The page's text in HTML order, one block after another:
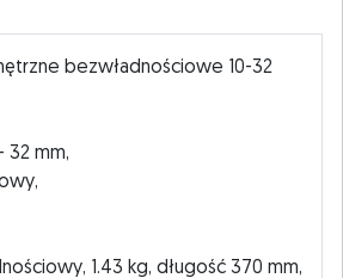
bezwładnościowe 10-32
32 mm,
1.43 kg, długość 370 mm,